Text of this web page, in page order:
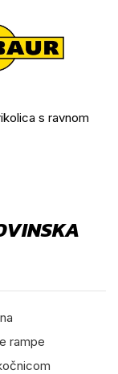
s ravnom
rampe